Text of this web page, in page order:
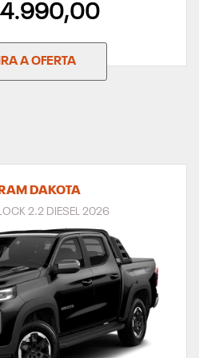
A OFERTA
DAKOTA
2.2 DIESEL 2026